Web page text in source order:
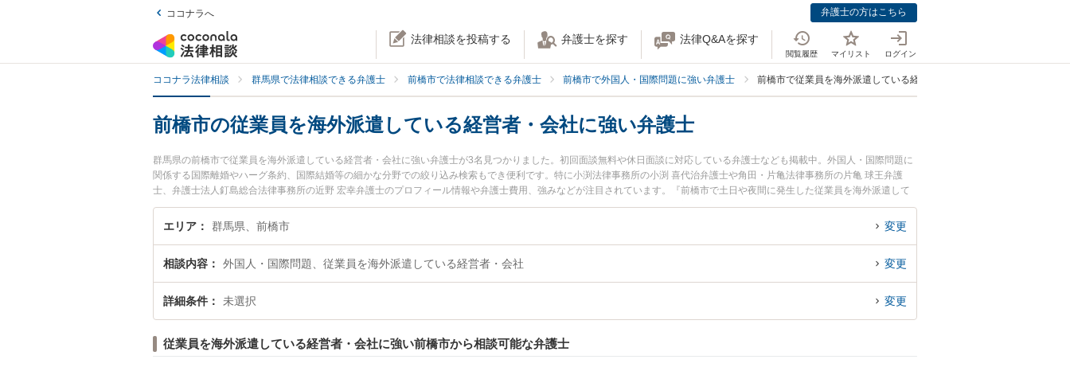
ココナラへ 弁護士の方はこちら
法律相談を投稿する 弁護士を探す 法律Q&Aを探す
閲覧履歴 マイリスト ログイン
ココナラ法律相談 群馬県で法律相談できる弁護士 前橋市で法律相談できる弁護士 前橋市で外国人・国際問題に強い弁護士 前橋市で従業員を海外派遣している経営者・会社に強い弁護士
前橋市の従業員を海外派遣している経営者・会社に強い弁護士
群馬県の前橋市で従業員を海外派遣している経営者・会社に強い弁護士が3名見つかりました。初回面談無料や休日面談に対応している弁護士なども掲載中。外国人・国際問題に
関係する国際離婚やハーグ条約、国際結婚等の細かな分野での絞り込み検索もでき便利です。特に小渕法律事務所の小渕 喜代治弁護士や角田・片亀法律事務所の片亀 球王弁護
士、弁護士法人釘島総合法律事務所の近野 宏幸弁護士のプロフィール情報や弁護士費用、強みなどが注目されています。『前橋市で土日や夜間に発生した従業員を海外派遣して
いる経営者・会社のトラブルを今すぐに弁護士に相談したい』『従業員を海外派遣している経営者・会社のトラブル解決の実績豊富な近くの弁護士を検索したい』『初回相談無料
で従業員を海外派遣している経営者・会社を法律相談できる前橋市内の弁護士に相談予約したい』などでお困りの相談者さんにおすすめです。
エリア 群馬県、前橋市 変更
相談内容 外国人・国際問題、従業員を海外派遣している経営者・会社 変更
詳細条件 未選択 変更
従業員を海外派遣している経営者・会社に強い前橋市から相談可能な弁護士